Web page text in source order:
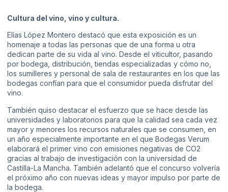
Cultura del vino, vino y cultura.
Elías López Montero destacó que esta exposición es un
homenaje a todas las personas que de una forma u otra
dedican parte de su vida al vino. Desde el viticultor, pasando
por bodega, distribución, tiendas especializadas y cómo no,
los sumilleres y personal de sala de restaurantes en los que las
bodegas confían para que el consumidor pueda disfrutar del
vino.
También quiso destacar el esfuerzo que se hace desde las
universidades y laboratorios para que la calidad sea cada vez
mayor y menores los recursos naturales que se consumen, en
un año especialmente importante en el que Bodegas Verum
elaborará el primer vino con emisiones negativas de CO2
gracias al trabajo de investigación con la universidad de
Castilla-La Mancha. También adelantó que el concurso volvería
el próximo año con nuevas ideas y mayor impulso por parte de
la bodega.